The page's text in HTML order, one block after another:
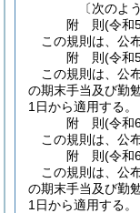
〔次のよ
附 則(令和
この規則は、公
附 則(令和
この規則は、公
の期末手当及び勤
1日から適用する。
附 則(令和
この規則は、公
附 則(令和
この規則は、公
の期末手当及び勤
1日から適用する。